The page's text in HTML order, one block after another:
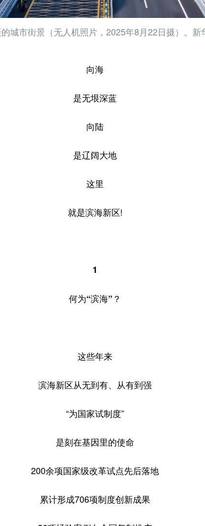
城市街景（无人机照片，2025年8月22日摄）。
向海
是无垠深蓝
向陆
是辽阔大地
这里
就是滨海新区!
1
何为“滨海”？
这些年来
滨海新区从无到有、从有到强
“为国家试制度”
是刻在基因里的使命
200余项国家级改革试点先后落地
累计形成706项制度创新成果